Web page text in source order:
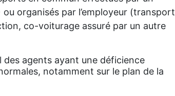
organisés par l’employeur (transport
co-voiturage assuré par un autre
des agents ayant une déficience
notamment sur le plan de la